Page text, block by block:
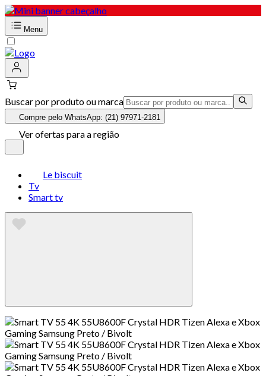
Menu
Buscar por produto ou marca
Compre pelo WhatsApp: (21) 97971-2181
Ver ofertas para a região
Le biscuit
Tv
Smart tv